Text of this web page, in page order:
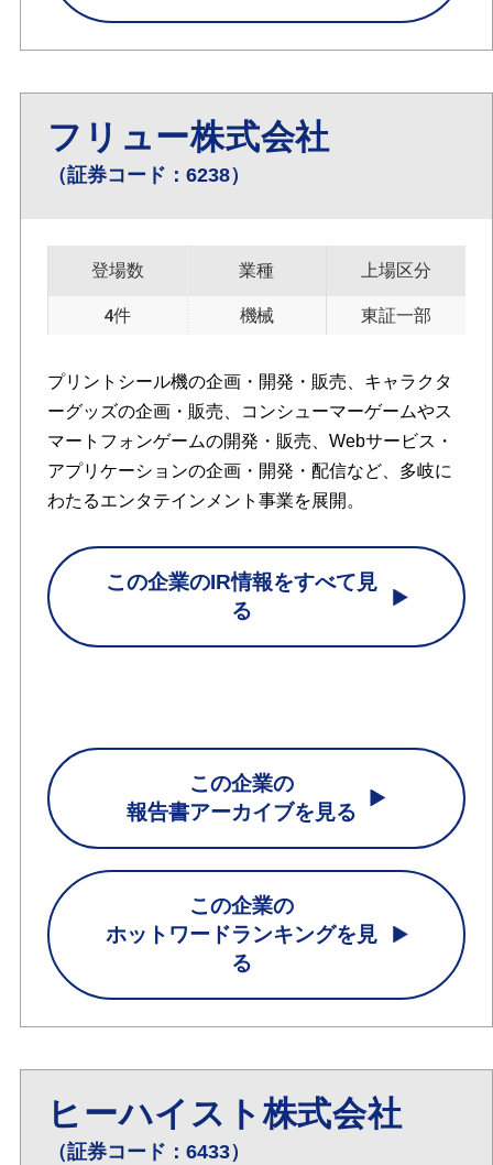
フリュー株式会社
（証券コード：6238）
登場数
4件
業種
機械
上場区分
東証一部
プリントシール機の企画・開発・販売、キャラクタ
ーグッズの企画・販売、コンシューマーゲームやス
マートフォンゲームの開発・販売、Webサービス・
アプリケーションの企画・開発・配信など、多岐に
わたるエンタテインメント事業を展開。
この企業のIR情報をすべて見
る
この企業の
報告書アーカイブを見る
この企業の
ホットワードランキングを見
る
ヒーハイスト株式会社
（証券コード：6433）